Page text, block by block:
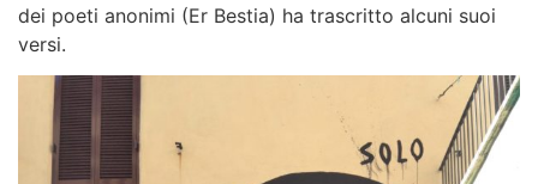
dei poeti anonimi (Er Bestia) ha trascritto alcuni suoi
versi.